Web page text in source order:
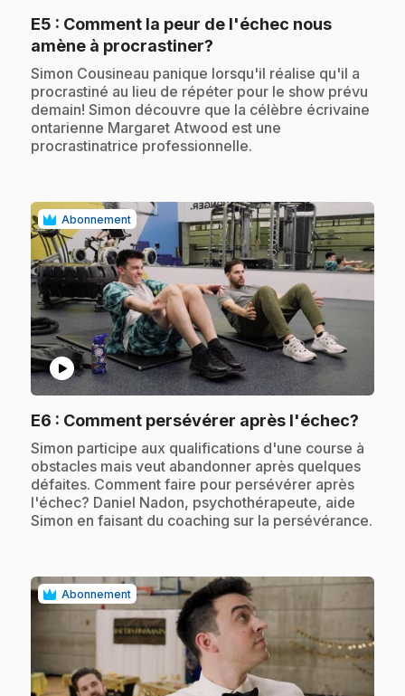
E5 : Comment la peur de l'échec nous
amène à procrastiner?
.Simon Cousineau panique lorsqu'il réalise qu'il a
procrastiné au lieu de répéter pour le show prévu
demain! Simon découvre que la célèbre écrivaine
ontarienne Margaret Atwood est une
procrastinatrice professionnelle.
Abonnement
play_circle
E6 : Comment persévérer après l'échec?
.Simon participe aux qualifications d'une course à
obstacles mais veut abandonner après quelques
défaites. Comment faire pour persévérer après
l'échec? Daniel Nadon, psychothérapeute, aide
Simon en faisant du coaching sur la persévérance.
Abonnement